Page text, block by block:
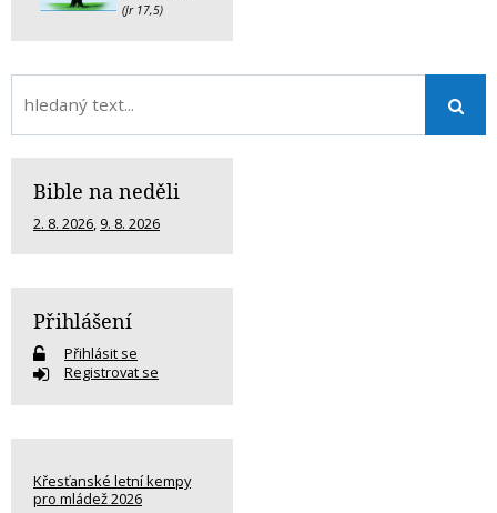
(Jr 17,5)
Bible na neděli
2. 8. 2026 9. 8. 2026
Přihlášení
Přihlásit se
Registrovat se
Křesťanské letní kempy
pro mládež 2026